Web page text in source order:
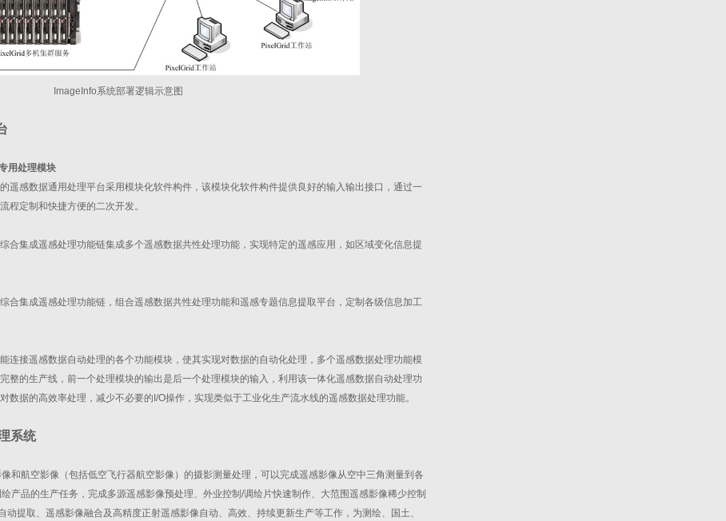
ImageInfo系统部署逻辑示意图
用处理模块
遥感数据通用处理平台采用模块化软件构件，该模块化软件构件提供良好的输入输出接口，通过一
程定制和快捷方便的二次开发。
合集成遥感处理功能链集成多个遥感数据共性处理功能，实现特定的遥感应用，如区域变化信息提
合集成遥感处理功能链，组合遥感数据共性处理功能和遥感专题信息提取平台，定制各级信息加工
连接遥感数据自动处理的各个功能模块，使其实现对数据的自动化处理，多个遥感数据处理功能模
整的生产线，前一个处理模块的输出是后一个处理模块的输入，利用该一体化遥感数据自动处理功
数据的高效率处理，减少不必要的I/O操作，实现类似于工业化生产流水线的遥感数据处理功能。
系统
和航空影像（包括低空飞行器航空影像）的摄影测量处理，可以完成遥感影像从空中三角测量到各
产品的生产任务，完成多源遥感影像预处理、外业控制/调绘片快速制作、大范围遥感影像稀少控制
提取、遥感影像融合及高精度正射遥感影像自动、高效、持续更新生产等工作，为测绘、国土、